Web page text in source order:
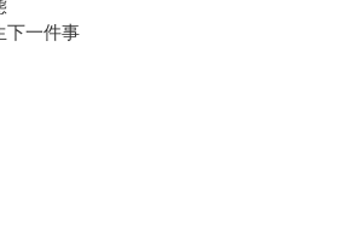
下一件事